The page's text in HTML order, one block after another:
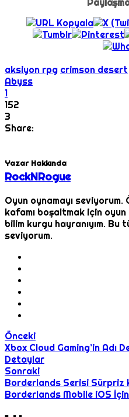
aksiyon rpg crimson desert
Abyss
1
152
3
Share:
Yazar Hakkında
RockNRogue
Oyun oynamayı
kafamı boşaltmak için
bilim kurgu hayranıyım.
seviyorum.
Önceki
Xbox Cloud Gaming’in Adı
Detaylar
Sonraki
Borderlands Serisi Sürpriz
Borderlands Mobile iOS İçin